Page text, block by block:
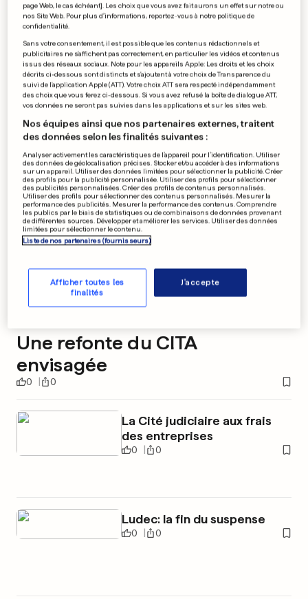
«Erasmus ne doit pas être
0 0
PUBLICITÉ
Une refonte du CITA
envisagée
0 0
La Cité judiciaire aux frais
des entreprises
0 0
Ludec: la fin du suspense
0 0
page Web, le cas échéant]. Les choix que vous avez fait aurons un effet sur notre ou
nos Site Web. Pour plus d’informations, reportez-vous à notre politique de
confidentialité.
Sans votre consentement, il est possible que les contenus rédactionnels et
publicitaires ne s'affichent pas correctement, en particulier les vidéos et contenus
issus des réseaux sociaux. Note pour les appareils Apple: Les droits et les choix
décrits ci-dessous sont distincts et s'ajoutent à votre choix de Transparence du
suivi de l'application Apple (ATT). Votre choix ATT sera respecté indépendamment
des choix que vous ferez ci-dessous. Si vous avez refusé la boîte de dialogue ATT,
vos données ne seront pas suivies dans les applications et sur les sites web.
Nos équipes ainsi que nos partenaires externes, traitent
des données selon les finalités suivantes :
Analyser activement les caractéristiques de l’appareil pour l’identification. Utiliser
des données de géolocalisation précises. Stocker et/ou accéder à des informations
sur un appareil. Utiliser des données limitées pour sélectionner la publicité. Créer
des profils pour la publicité personnalisée. Utiliser des profils pour sélectionner
des publicités personnalisées. Créer des profils de contenus personnalisés.
Utiliser des profils pour sélectionner des contenus personnalisés. Mesurer la
performance des publicités. Mesurer la performance des contenus. Comprendre
les publics par le biais de statistiques ou de combinaisons de données provenant
de différentes sources. Développer et améliorer les services. Utiliser des données
limitées pour sélectionner le contenu.
Liste de nos partenaires (fournisseurs)
Afficher toutes les
finalités
J'accepte